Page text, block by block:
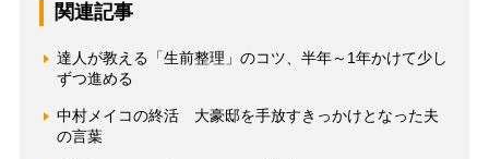
関連記事
達人が教える「生前整理」のコツ、半年～1年かけて少し
ずつ進める
中村メイコの終活 大豪邸を手放すきっかけとなった夫
の言葉